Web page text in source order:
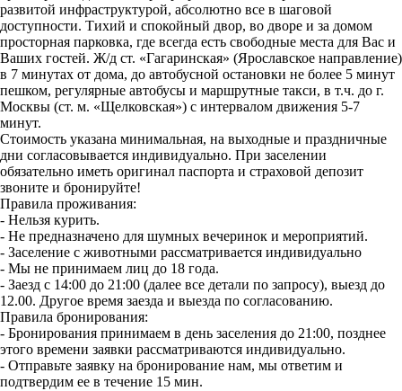
развитой инфраструктурой, абсолютно все в шаговой
доступности. Тихий и спокойный двор, во дворе и за домом
просторная парковка, где всегда есть свободные места для Вас и
Ваших гостей. Ж/д ст. «Гагаринская» (Ярославское направление)
в 7 минутах от дома, до автобусной остановки не более 5 минут
пешком, регулярные автобусы и маршрутные такси, в т.ч. до г.
Москвы (ст. м. «Щелковская») с интервалом движения 5-7
минут.
Стоимость указана минимальная, на выходные и праздничные
дни согласовывается индивидуально. При заселении
обязательно иметь оригинал паспорта и страховой депозит
звоните и бронируйте!
Правила проживания:
- Нельзя курить.
- Не предназначено для шумных вечеринок и мероприятий.
- Заселение с животными рассматривается индивидуально
- Мы не принимаем лиц до 18 года.
- Заезд с 14:00 до 21:00 (далее все детали по запросу), выезд до
12.00. Другое время заезда и выезда по согласованию.
Правила бронирования:
- Бронирования принимаем в день заселения до 21:00, позднее
этого времени заявки рассматриваются индивидуально.
- Отправьте заявку на бронирование нам, мы ответим и
подтвердим ее в течение 15 мин.